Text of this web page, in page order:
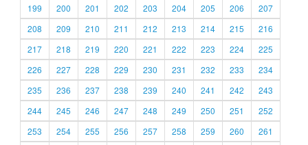
199
200 201 202 203 204 205 206
207
208
209 210 211 212 213 214 215
216
217
218 219 220 221 222 223 224
225
226
227 228 229 230 231 232 233
234
235
236 237 238 239 240 241 242
243
244
245 246 247 248 249 250 251
252
253
254 255 256 257 258 259 260
261